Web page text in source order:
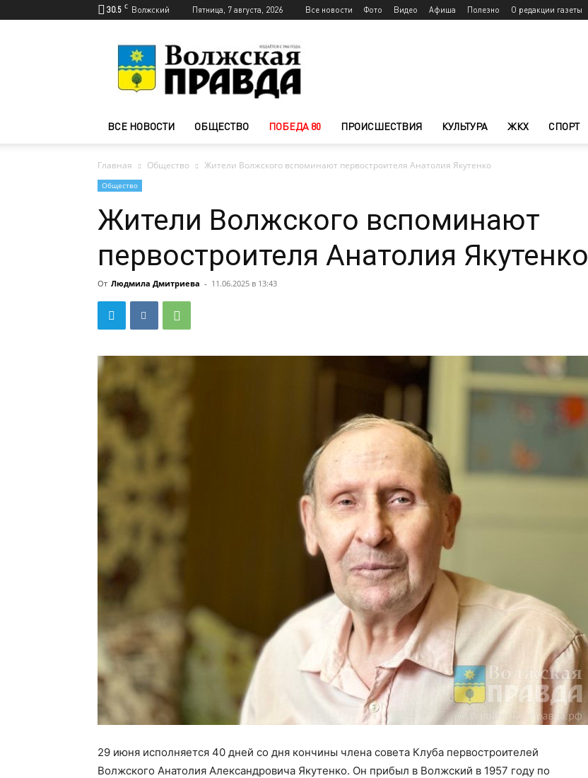
30.5 C Волжский Пятница, 7 августа, 2026 Все новости Фото Видео Афиша Полезно О редакции газеты
Волжского
—
Волжская
ВСЕ НОВОСТИ ОБЩЕСТВО ПОБЕДА 80 ПРОИСШЕСТВИЯ КУЛЬТУРА ЖКХ СПОРТ
Главная Общество Жители Волжского вспоминают первостроителя Анатолия Якутенко
Общество
Жители Волжского вспоминают
первостроителя Анатолия Якутенко
От Людмила Дмитриева - 11.06.2025 в 13:43
29 июня исполняется 40 дней со дня кончины члена совета Клуба первостроителей
Волжского Анатолия Александровича Якутенко. Он прибыл в Волжский в 1957 году по